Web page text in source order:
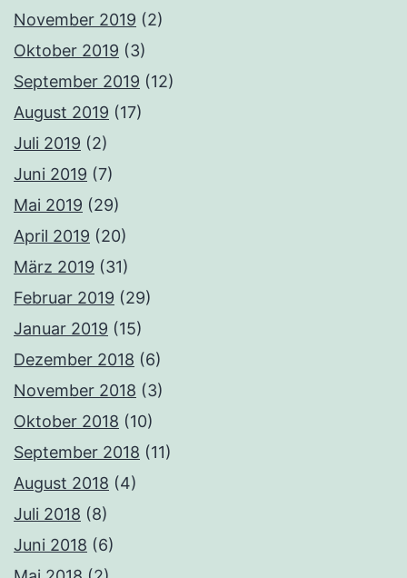
November 2019 (2)
Oktober 2019 (3)
September 2019 (12)
August 2019 (17)
Juli 2019 (2)
Juni 2019 (7)
Mai 2019 (29)
April 2019 (20)
März 2019 (31)
Februar 2019 (29)
Januar 2019 (15)
Dezember 2018 (6)
November 2018 (3)
Oktober 2018 (10)
September 2018 (11)
August 2018 (4)
Juli 2018 (8)
Juni 2018 (6)